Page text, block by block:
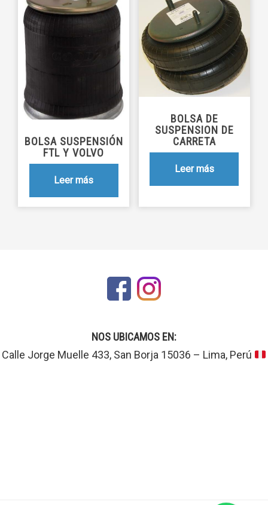
BOLSA SUSPENSIÓN
FTL Y VOLVO
Leer más
BOLSA DE
SUSPENSION DE
CARRETA
Leer más
NOS UBICAMOS EN:
Calle Jorge Muelle 433, San Borja 15036 – Lima, Perú